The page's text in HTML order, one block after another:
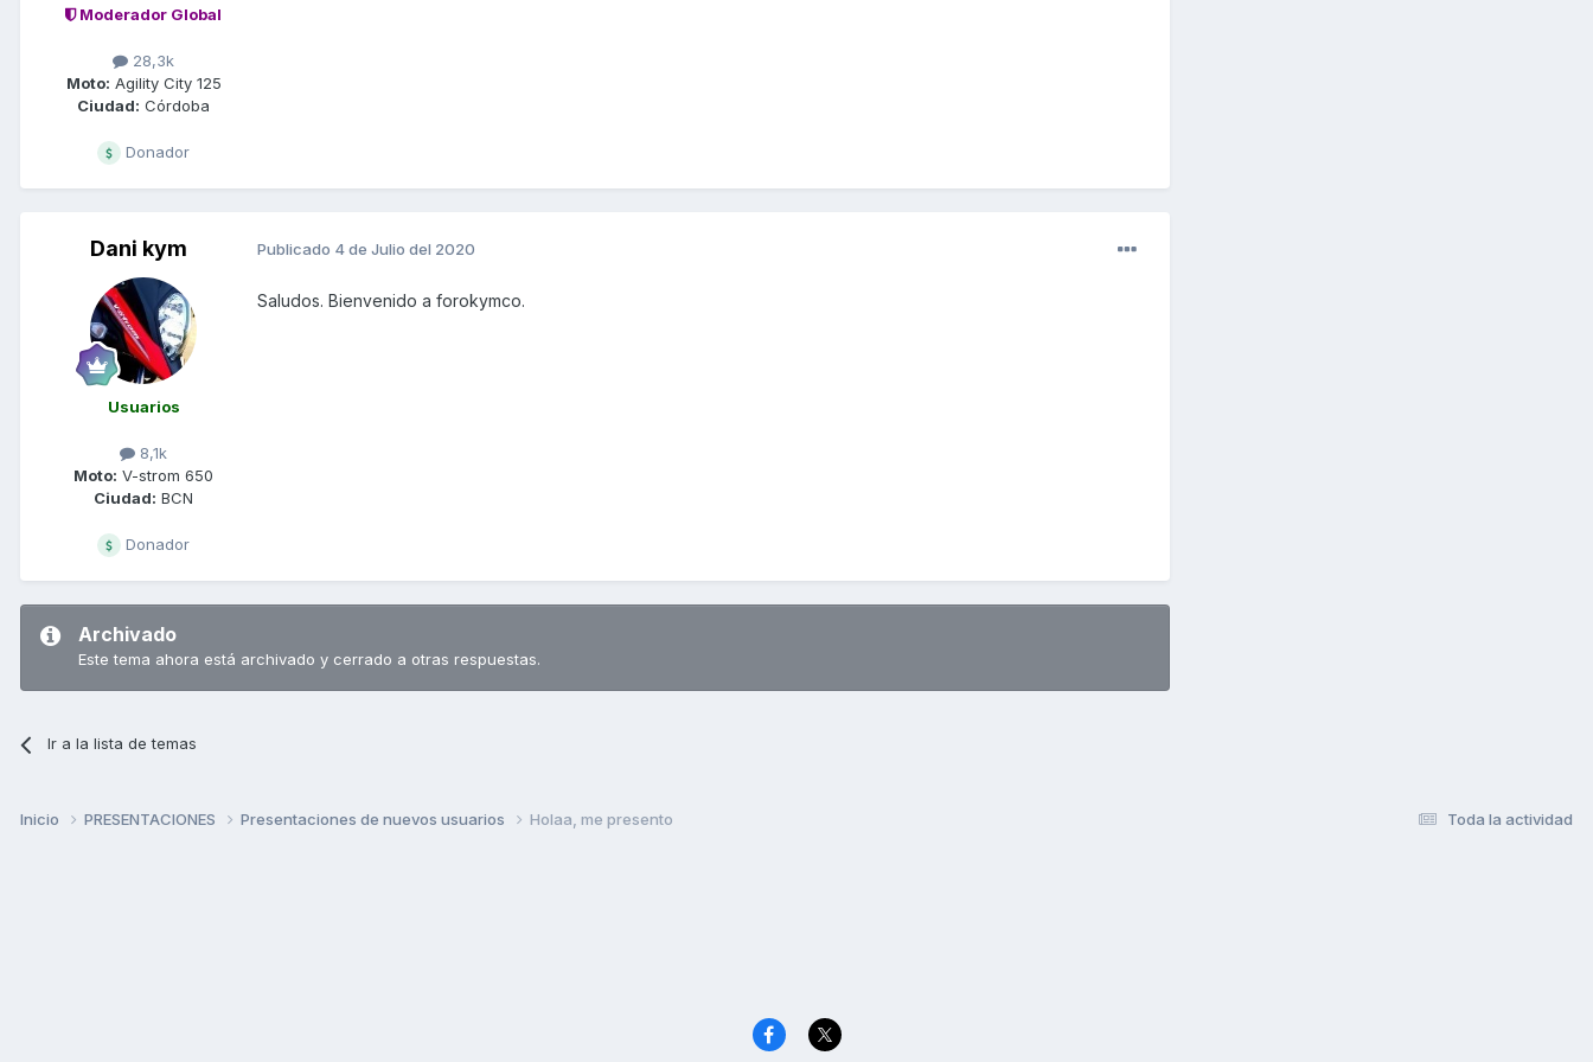
Moderador Global
28,3k
Moto: Agility City 125
Ciudad: Córdoba
Donador
Dani kym
Usuarios
8,1k
Moto: V-strom 650
Ciudad: BCN
Donador
Publicado 4 de Julio del 2020
Saludos. Bienvenido a forokymco.
Archivado
Este tema ahora está archivado y cerrado a otras respuestas.
Ir a la lista de temas
Toda la actividad
Inicio PRESENTACIONES Presentaciones de nuevos usuarios Holaa, me presento